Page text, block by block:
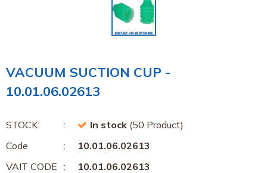
VACUUM SUCTION CUP -
10.01.06.02613
STOCK: In stock (50 Product)
Code
10.01.06.02613
VAIT CODE
10.01.06.02613